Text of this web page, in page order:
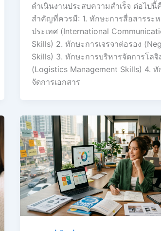
ดำเนินงานประสบความสำเร็จ ต่อไปนี้
สำคัญที่ควรมี: 1. ทักษะการสื่อสารระห
ประเทศ (International
Skills) 2. ทักษะการเจรจาต่อรอง
Skills) 3. ทักษะการบริหารจัดการโลจิ
(Logistics Management Skills) 4. ทั
จัดการเอกสาร